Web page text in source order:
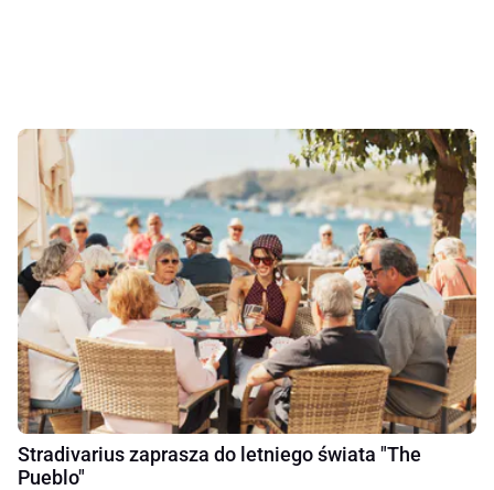
Stradivarius zaprasza do letniego świata "The
Pueblo"